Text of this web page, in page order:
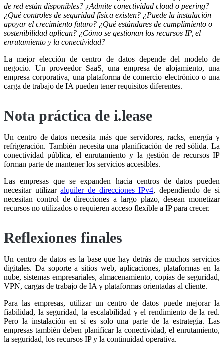
de red están disponibles? ¿Admite conectividad cloud o peering?
¿Qué controles de seguridad física existen? ¿Puede la instalación
apoyar el crecimiento futuro? ¿Qué estándares de cumplimiento o
sostenibilidad aplican? ¿Cómo se gestionan los recursos IP, el
enrutamiento y la conectividad?
La mejor elección de centro de datos depende del modelo de
negocio. Un proveedor SaaS, una empresa de alojamiento, una
empresa corporativa, una plataforma de comercio electrónico o una
carga de trabajo de IA pueden tener requisitos diferentes.
Nota práctica de i.lease
Un centro de datos necesita más que servidores, racks, energía y
refrigeración. También necesita una planificación de red sólida. La
conectividad pública, el enrutamiento y la gestión de recursos IP
forman parte de mantener los servicios accesibles.
Las empresas que se expanden hacia centros de datos pueden
necesitar utilizaralquiler de direcciones IPv4, dependiendo de si
necesitan control de direcciones a largo plazo, desean monetizar
recursos no utilizados o requieren acceso flexible a IP para crecer.
Reflexiones finales
Un centro de datos es la base que hay detrás de muchos servicios
digitales. Da soporte a sitios web, aplicaciones, plataformas en la
nube, sistemas empresariales, almacenamiento, copias de seguridad,
VPN, cargas de trabajo de IA y plataformas orientadas al cliente.
Para las empresas, utilizar un centro de datos puede mejorar la
fiabilidad, la seguridad, la escalabilidad y el rendimiento de la red.
Pero la instalación en sí es solo una parte de la estrategia. Las
empresas también deben planificar la conectividad, el enrutamiento,
la seguridad, los recursos IP y la continuidad operativa.